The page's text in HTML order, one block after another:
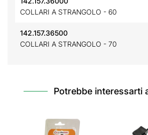
COLLARI A STRANGOLO - 60
142.157.36500
COLLARI A STRANGOLO - 70
Potrebbe interessarti